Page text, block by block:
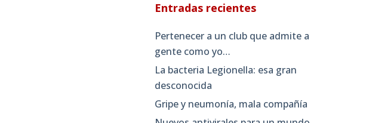
Entradas recientes
Pertenecer a un club que admite a
gente como yo…
La bacteria Legionella: esa gran
desconocida
Gripe y neumonía, mala compañía